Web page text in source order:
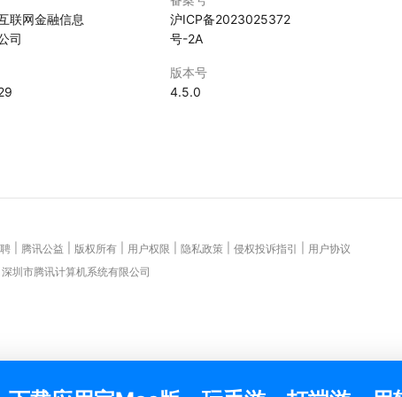
联网金融信息
司
沪ICP备2023025372
号-2A
版本号
4.5.0
腾讯公益 版权所有 用户权限 隐私政策 侵权投诉指引
用户协议
圳市腾讯计算机系统有限公司